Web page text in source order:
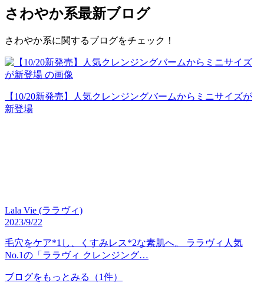
さわやか系最新ブログ
さわやか系に関するブログをチェック！
【10/20新発売】人気クレンジングバームからミニサイズが
新登場
Lala Vie (ララヴィ)
2023/9/22
毛穴をケア*1し、くすみレス*2な素肌へ。 ララヴィ人気
No.1の「ララヴィ クレンジング…
ブログをもっとみる （1件）